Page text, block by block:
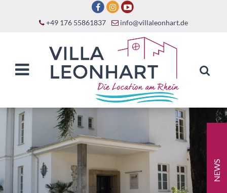
+49 176 55861837 info@villaleonhart.de
NEWS